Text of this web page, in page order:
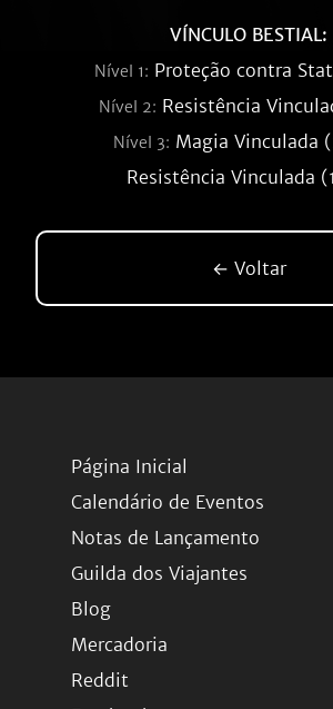
VÍNCULO BESTIAL:
Nível 1: Proteção contra
Nível 2: Resistência
Nível 3: Magia Vinculada
Resistência Vinculada
← Voltar
Página Inicial
Calendário de Eventos
Notas de Lançamento
Guilda dos Viajantes
Blog
Mercadoria
Reddit